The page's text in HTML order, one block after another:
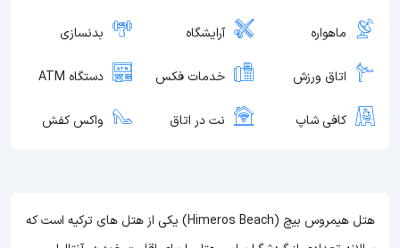
ماهواره آرایشگاه بدنسازی
اتاق ورزش خدمات فکس دستگاه ATM
کافی شاپ نت در اتاق واکس کفش
هتل هیمروس بیچ (Himeros Beach) یکی از هتل های ترکیه است که